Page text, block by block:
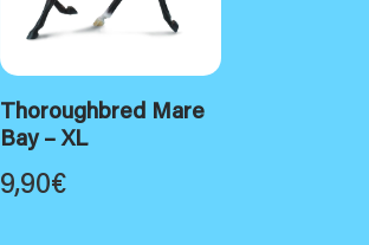
Thoroughbred Mare
Bay – XL
9,90€